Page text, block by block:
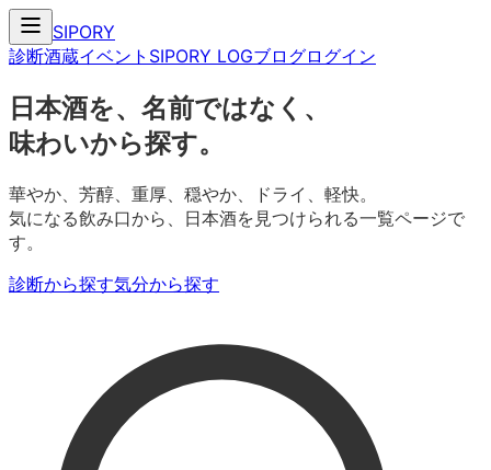
SIPORY
診断酒蔵イベント SIPORY LOGブログログイン
日本酒を、名前ではなく、
味わいから探す。
華やか、芳醇、重厚、穏やか、ドライ、軽快。
気になる飲み口から、日本酒を見つけられる一覧ページで
す。
診断から探す気分から探す